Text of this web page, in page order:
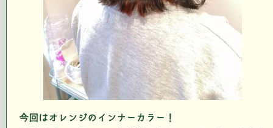
今回はオレンジのインナーカラー！